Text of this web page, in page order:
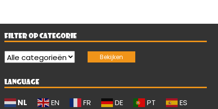
FILTER OP CATEGORIE
LANGUAGE
NL EN FR DE PT ES